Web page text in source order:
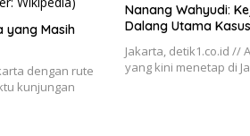
yang Masih
dengan rute
kunjungan
Nanang Wahyudi:
Dalang Utama
Jakarta, detik1.co.id //
yang kini menetap di